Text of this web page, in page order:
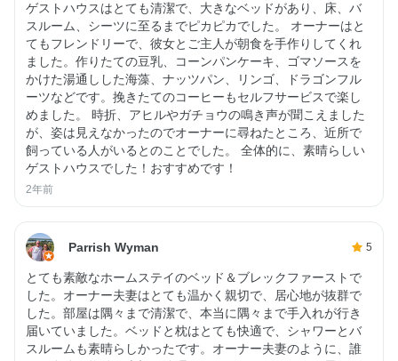
ゲストハウスはとても清潔で、大きなベッドがあり、床、バ
スルーム、シーツに至るまでピカピカでした。 オーナーはと
てもフレンドリーで、彼女とご主人が朝食を手作りしてくれ
ました。作りたての豆乳、コーンパンケーキ、ゴマソースを
かけた湯通しした海藻、ナッツパン、リンゴ、ドラゴンフル
ーツなどです。挽きたてのコーヒーもセルフサービスで楽し
めました。 時折、アヒルやガチョウの鳴き声が聞こえました
が、姿は見えなかったのでオーナーに尋ねたところ、近所で
飼っている人がいるとのことでした。 全体的に、素晴らしい
ゲストハウスでした！おすすめです！
2年前
Parrish Wyman 5
とても素敵なホームステイのベッド＆ブレックファーストで
した。オーナー夫妻はとても温かく親切で、居心地が抜群で
した。部屋は隅々まで清潔で、本当に隅々まで手入れが行き
届いていました。ベッドと枕はとても快適で、シャワーとバ
スルームも素晴らしかったです。オーナー夫妻のように、誰